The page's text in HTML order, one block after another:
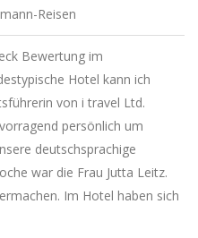
Reisen
Bewertung im
Hotel kann ich
von i travel Ltd.
persönlich um
deutschsprachige
war die Frau Jutta Leitz.
Im Hotel haben sich